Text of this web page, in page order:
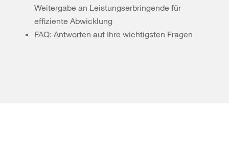
Weitergabe an Leistungserbringende für
effiziente Abwicklung
FAQ: Antworten auf Ihre wichtigsten Fragen